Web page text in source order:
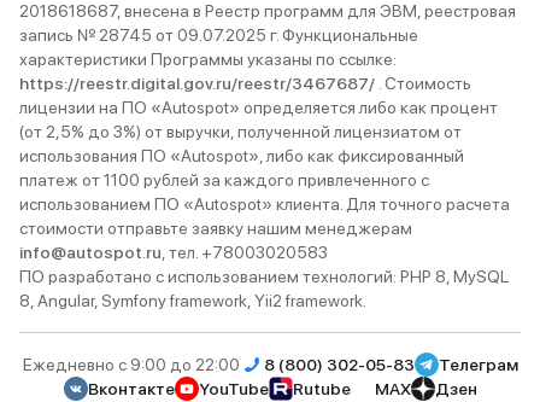
2018618687, внесена в Реестр программ для ЭВМ, реестровая
запись № 28745 от 09.07.2025 г. Функциональные
характеристики Программы указаны по ссылке:
https://reestr.digital.gov.ru/reestr/3467687/ . Стоимость
лицензии на ПО «Autospot» определяется либо как процент
(от 2,5% до 3%) от выручки, полученной лицензиатом от
использования ПО «Autospot», либо как фиксированный
платеж от 1100 рублей за каждого привлеченного с
использованием ПО «Autospot» клиента. Для точного расчета
стоимости отправьте заявку нашим менеджерам
info@autospot.ru , тел. +78003020583
ПО разработано с использованием технологий: PHP 8, MySQL
8, Angular, Symfony framework, Yii2 framework.
Ежедневно с 9:00 до 22:00 8 (800) 302-05-83
Телеграм
Вконтакте
YouTube Rutube MAX Дзен